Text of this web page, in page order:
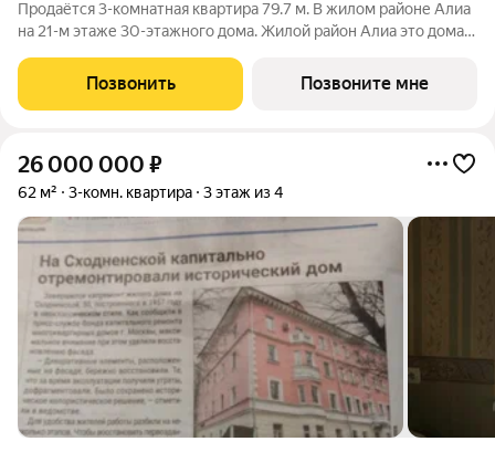
Продаётся 3-комнатная квартира 79.7 м. В жилом районе Алиа
на 21-м этаже 30-этажного дома. Жилой район Алиа это дома
находится в Покровском-Стрешневе, экологически чистом
районе на престижном
Позвонить Позвоните мне
26 000 000 ₽
62 м² 3-комн. квартира 3 этаж из 4